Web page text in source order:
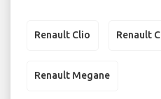
Renault Clio Renault
Renault Megane